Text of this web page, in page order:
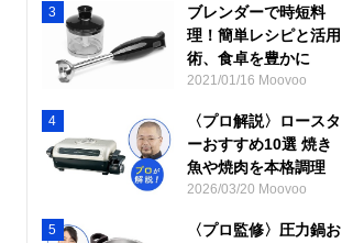
3
ブレンダーで時短料
理！簡単レシピと活用
術、食卓を豊かに
2021/01/16 Moovoo
4
〈プロ解説〉ロースタ
ーおすすめ10選 焼き
魚や焼肉を本格調理
2026/03/20 Moovoo
5
〈プロ監修〉圧力鍋お